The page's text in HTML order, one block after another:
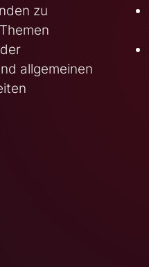
zu
allgemeinen